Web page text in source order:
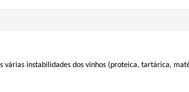
várias instabilidades dos vinhos (proteica, tartárica,